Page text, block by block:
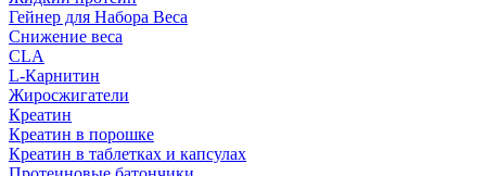
Гейнер для Набора Веса
Снижение веса
CLA
L-Карнитин
Жиросжигатели
Креатин
Креатин в порошке
Креатин в таблетках и капсулах